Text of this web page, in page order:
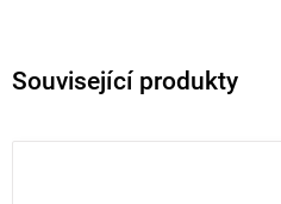
Související produkty